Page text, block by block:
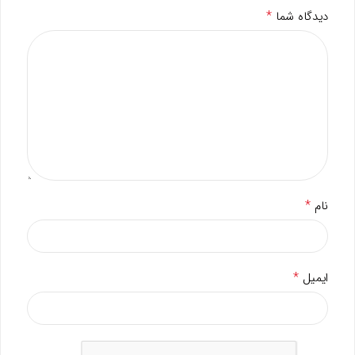
دیدگاه شما *
نام *
ایمیل *